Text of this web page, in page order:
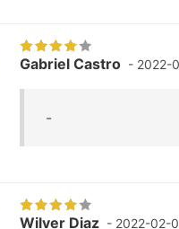
Gabriel Castro - 2022-
-
Wilver Diaz - 2022-02-